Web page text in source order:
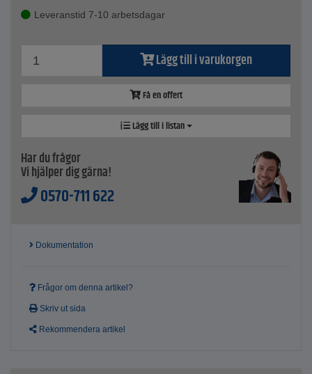
Material - polyester
Leveranstid 7-10 arbetsdagar
Lägg till i varukorgen
Få en offert
Lägg till i listan
Har du frågor
Vi hjälper dig gärna!
0570-711 622
Dokumentation
Frågor om denna artikel?
Skriv ut sida
Rekommendera artikel